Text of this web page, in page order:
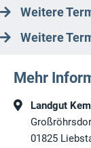
Weitere
Weitere
Mehr
Landgut
01825